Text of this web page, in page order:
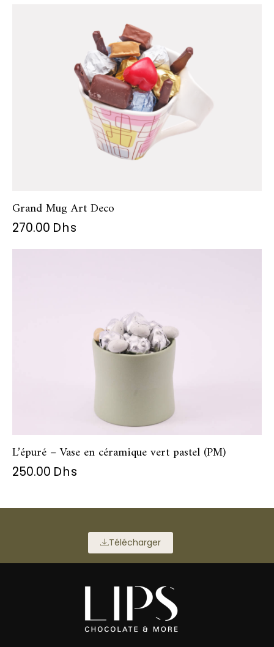
Grand Mug Art Deco
270.00 Dhs
L’épuré – Vase en céramique vert pastel (PM)
250.00 Dhs
Télécharger